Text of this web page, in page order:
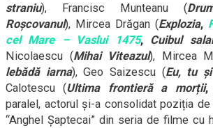
straniu), Francisc Munteanu (
Roșcovanul), Mircea Drăgan (Explozia,
cel Mare – Vaslui 1475, Cuibul
Nicolaescu (Mihai Viteazul), Mircea
lebădă iarna), Geo Saizescu (Eu, tu
Calotescu (Ultima frontieră a morții,
paralel, actorul și-a consolidat poziția
“Anghel Șaptecai” din seria de filme cu